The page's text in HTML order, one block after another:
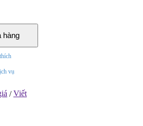
hàng
vụ
/Viết